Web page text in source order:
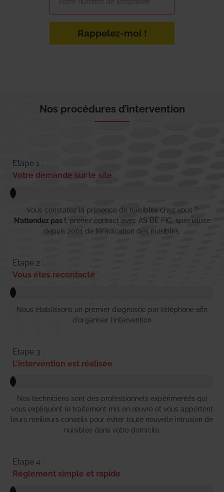
Rappelez-moi !
Nos procédures d’intervention
Etape 1 :
Votre demande sur le site
Vous constatez la présence de nuisibles chez vous ?
N’attendez pas ! , prenez contact avec AS DE PIC, spécialiste
depuis 2001 de l’éradication des nuisibles.
Etape 2 :
Vous êtes recontacté
Nous établissons un premier diagnostic par téléphone afin
d’organiser l’intervention
Etape 3 :
L'intervention est réalisée
Nos techniciens sont des professionnels expérimentés qui
vous expliquent le traitement mis en œuvre et vous apportent
leurs meilleurs conseils pour éviter toute nouvelle intrusion de
nuisibles dans votre domicile.
Etape 4 :
Règlement simple et rapide